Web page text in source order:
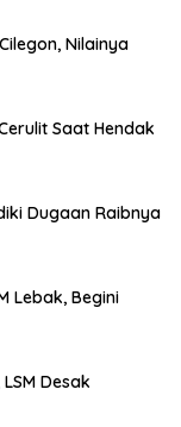
Nilainya
Saat Hendak
Dugaan Raibnya
Lebak, Begini
Desak